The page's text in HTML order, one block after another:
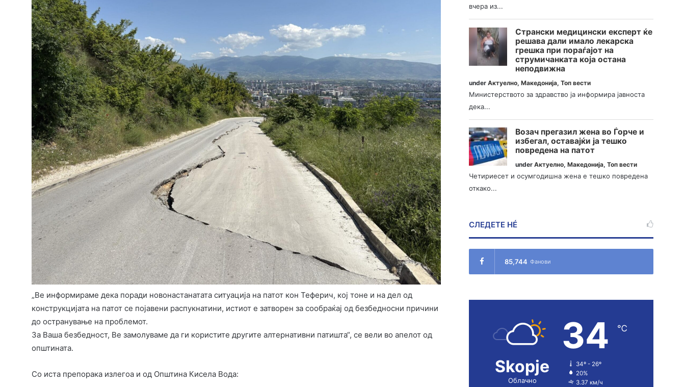
„Ве информираме дека поради новонастанатата ситуација на патот кон Теферич, кој тоне и на дел од
конструкцијата на патот се појавени распукнатини, истиот е затворен за сообраќај од безбедносни причини
до остранување на проблемот.
За Ваша безбедност, Ве замолуваме да ги користите другите алтернативни патишта“, се вели во апелот од
општината.
Со иста препорака излегоа и од Општина Кисела Вода:
вчера из...
Странски медицински експерт ќе
решава дали имало лекарска
грешка при пораѓајот на
струмичанката која остана
неподвижна
underАктуелно,Македонија,Топ вести
Министерството за здравство ја информира јавноста
дека...
Возач прегазил жена во Ѓорче и
избегал, оставајќи ја тешко
повредена на патот
underАктуелно,Македонија,Топ вести
Четириесет и осумгодишна жена е тешко повредена
откако...
СЛЕДЕТЕ НÉ
85,744 Фанови
Skopje
Облачно
34 ℃
34º - 26º
20%
3.37 км/ч